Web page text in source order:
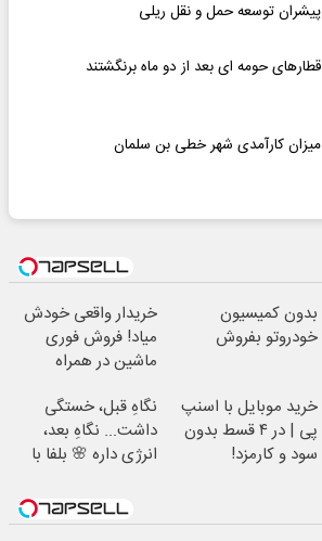
پیشران توسعه حمل و نقل ریلی
قطارهای حومه ای بعد از دو ماه برنگشتند
میزان کارآمدی شهر خطی بن سلمان
بدون کمیسیون
خودروتو بفروش
خریدار واقعی خودش
میاد! فروش فوری
ماشین در همراه
خرید موبایل با اسنپ
پی | در ۴ قسط بدون
سود و کارمزد!
نگاهِ قبل، خستگی
داشت... نگاهِ بعد،
انرژی داره 🌸 بلفا با